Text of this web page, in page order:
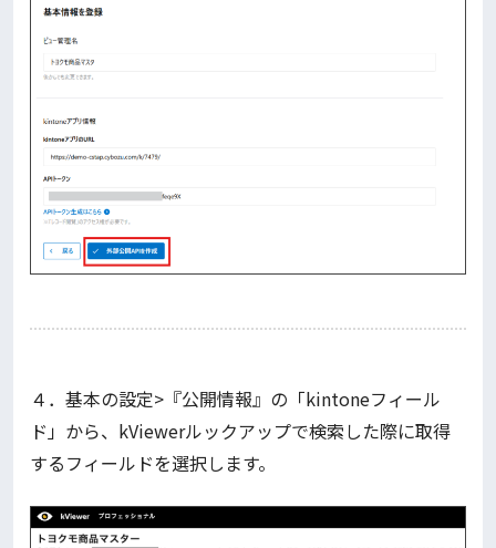
４．基本の設定>『公開情報』の「kintoneフィール
ド」から、kViewerルックアップで検索した際に取得
するフィールドを選択します。